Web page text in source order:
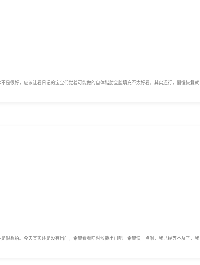
很好，应该让看日记的宝宝们觉着可能做的自体脂肪全脸填充不太好看，其实还行，慢慢恢复就
想拍。今天其实还是没有出门，希望看看啥时候能出门吧。希望快一点啊，我已经等不及了，我